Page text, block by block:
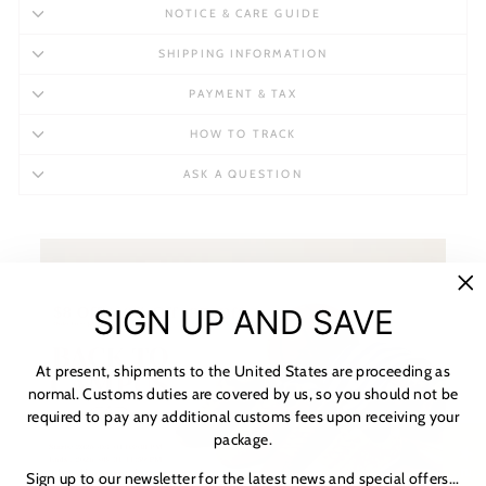
NOTICE & CARE GUIDE
SHIPPING INFORMATION
PAYMENT & TAX
HOW TO TRACK
ASK A QUESTION
SIGN UP AND SAVE
At present, shipments to the United States are proceeding as
normal. Customs duties are covered by us, so you should not be
required to pay any additional customs fees upon receiving your
package.
Sign up to our newsletter for the latest news and special offers...★ 리뷰